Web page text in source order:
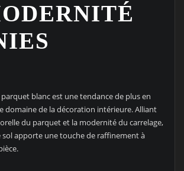
blanc est une tendance de plus en
domaine de la décoration intérieure. Alliant
du parquet et la modernité du carrelage,
sol apporte une touche de raffinement à